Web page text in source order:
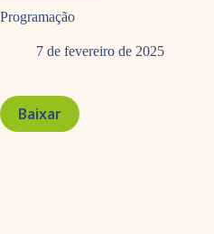
Programação
7 de fevereiro de 2025
Baixar